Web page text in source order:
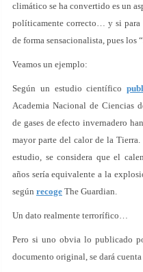
climático se ha convertido es un
políticamente correcto… y si para
de forma sensacionalista, pues los
Veamos un ejemplo:
Según un estudio científico
Academia Nacional de Ciencias
de gases de efecto invernadero
mayor parte del calor de la
estudio, se considera que el
años sería equivalente a la
según recoge The Guardian.
Un dato realmente terrorífico…
Pero si uno obvia lo publicado
documento original, se dará